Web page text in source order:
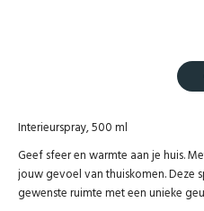
Interieurspray, 500 ml
Geef sfeer en warmte aan je huis.
jouw gevoel van thuiskomen. Deze
gewenste ruimte met een unieke